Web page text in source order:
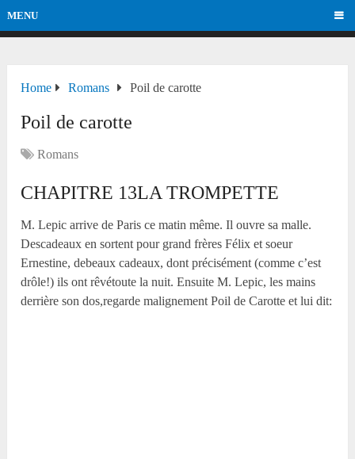
MENU
Home Romans Poil de carotte
Poil de carotte
Romans
CHAPITRE 13LA TROMPETTE
M. Lepic arrive de Paris ce matin même. Il ouvre sa malle.
Descadeaux en sortent pour grand frères Félix et soeur
Ernestine, debeaux cadeaux, dont précisément (comme c’est
drôle!) ils ont rêvétoute la nuit. Ensuite M. Lepic, les mains
derrière son dos,regarde malignement Poil de Carotte et lui dit: